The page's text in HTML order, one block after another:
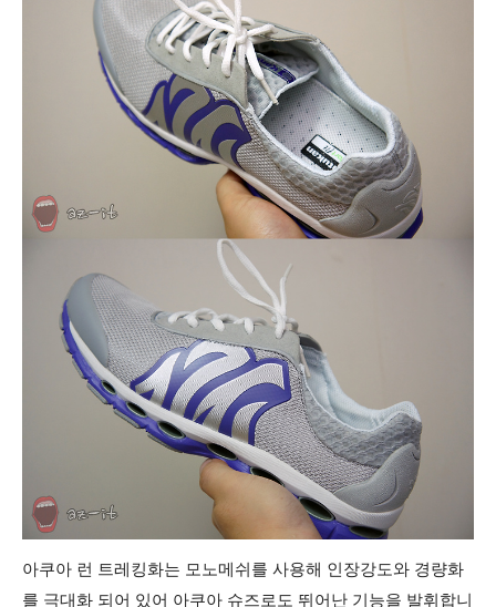
아쿠아 런 트레킹화는 모노메쉬를 사용해 인장강도와 경량화
를 극대화 되어 있어 아쿠아 슈즈로도 뛰어난 기능을 발휘합니